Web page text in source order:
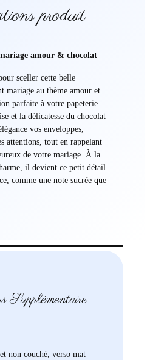
produit
amour & chocolat
sceller cette belle
au thème amour et
parfaite à votre papeterie.
et la délicatesse du chocolat
vos enveloppes,
attentions, tout en rappelant
de votre mariage. À la
il devient ce petit détail
comme une note sucrée que
Supplémentaire
non couché, verso mat